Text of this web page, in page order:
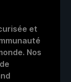
et
Nos